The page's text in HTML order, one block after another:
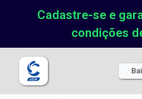
Cadastre-se e
condições